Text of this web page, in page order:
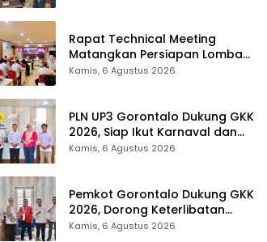
Rapat Technical Meeting
Matangkan Persiapan Lomba
Olahraga Masyarakat Tingkat
Kamis, 6 Agustus 2026
PLN UP3 Gorontalo Dukung GKK
2026, Siap Ikut Karnaval dan
Pastikan Ketersediaan Listrik
Kamis, 6 Agustus 2026
Pemkot Gorontalo Dukung GKK
2026, Dorong Keterlibatan
UMKM dan Ekraf Lokal
Kamis, 6 Agustus 2026